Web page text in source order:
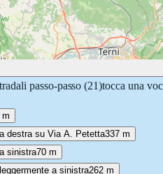
passo-passo (21)tocca una
m
destra su Via A. Petetta337 m
sinistra70 m
a sinistra262 m